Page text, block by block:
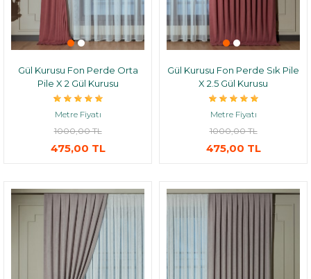
Gül Kurusu Fon Perde Orta
Pile X 2 Gül Kurusu
Metre Fiyatı
1000,00 TL
475,00 TL
Gül Kurusu Fon Perde Sık Pile
X 2.5 Gül Kurusu
Metre Fiyatı
1000,00 TL
475,00 TL